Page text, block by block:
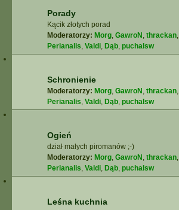
Porady
Kącik złotych porad
Moderatorzy: Morg, GawroN , thrackan,
Perianalis, Valdi, Dąb, puchalsw
Schronienie
Moderatorzy: Morg, GawroN , thrackan,
Perianalis, Valdi, Dąb, puchalsw
Ogień
dział małych piromanów ;-)
Moderatorzy: Morg, GawroN , thrackan,
Perianalis, Valdi, Dąb, puchalsw
Leśna kuchnia